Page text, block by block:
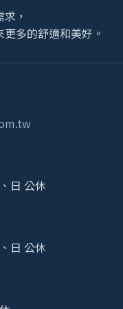
，
多的舒適和美好。
日 公休
日 公休